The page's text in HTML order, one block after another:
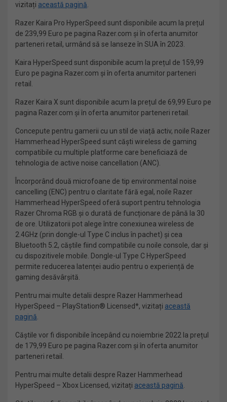
vizitați această pagină
Razer Kaira Pro HyperSpeed sunt disponibile acum la prețul
de 239,99 Euro pe pagina Razer.com și în oferta anumitor
parteneri retail, urmând să se lanseze în SUA în 2023.
Kaira HyperSpeed sunt disponibile acum la prețul de 159,99
Euro pe pagina Razer.com și în oferta anumitor parteneri
retail.
Razer Kaira X sunt disponibile acum la prețul de 69,99 Euro pe
pagina Razer.com și în oferta anumitor parteneri retail.
Concepute pentru gamerii cu un stil de viață activ, noile Razer
Hammerhead HyperSpeed sunt căști wireless de gaming
compatibile cu multiple platforme care beneficiază de
tehnologia de active noise cancellation (ANC).
Încorporând două microfoane de tip environmental noise
cancelling (ENC) pentru o claritate fără egal, noile Razer
Hammerhead HyperSpeed oferă suport pentru tehnologia
Razer Chroma RGB și o durată de funcționare de până la 30
de ore. Utilizatorii pot alege între conexiunea wireless de
2.4GHz (prin dongle-ul Type C inclus în pachet) și cea
Bluetooth 5.2, căștile fiind compatibile cu noile console, dar și
cu dispozitivele mobile. Dongle-ul Type C HyperSpeed
permite reducerea latenței audio pentru o experiență de
gaming desăvârșită.
Pentru mai multe detalii despre Razer Hammerhead
HyperSpeed – PlayStation® Licensed*, vizitați această
pagină
Căștile vor fi disponibile începând cu noiembrie 2022 la prețul
de 179,99 Euro pe pagina Razer.com și în oferta anumitor
parteneri retail.
Pentru mai multe detalii despre Razer Hammerhead
HyperSpeed – Xbox Licensed, vizitați această pagină